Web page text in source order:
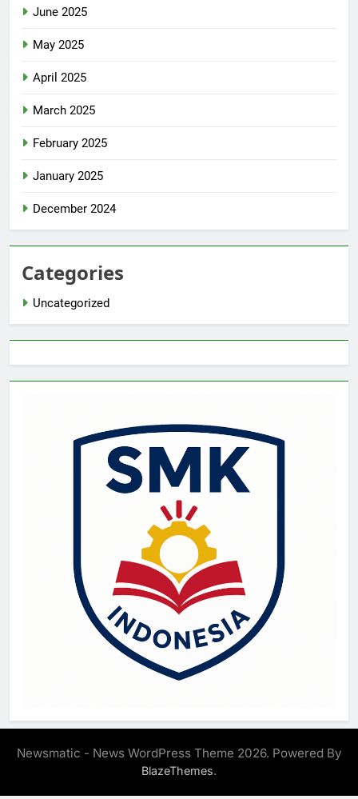
June 2025
May 2025
April 2025
March 2025
February 2025
January 2025
December 2024
Categories
Uncategorized
Newsmatic - News WordPress Theme 2026. Powered By
BlazeThemes.